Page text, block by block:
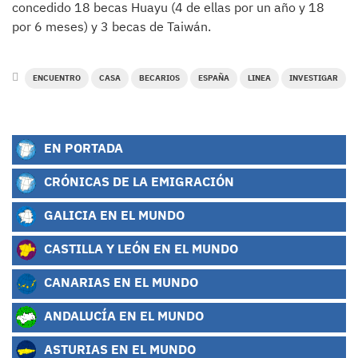
concedido 18 becas Huayu (4 de ellas por un año y 18
por 6 meses) y 3 becas de Taiwán.
ENCUENTRO CASA BECARIOS ESPAÑA LINEA INVESTIGAR
EN PORTADA
CRÓNICAS DE LA EMIGRACIÓN
GALICIA EN EL MUNDO
CASTILLA Y LEÓN EN EL MUNDO
CANARIAS EN EL MUNDO
ANDALUCÍA EN EL MUNDO
ASTURIAS EN EL MUNDO